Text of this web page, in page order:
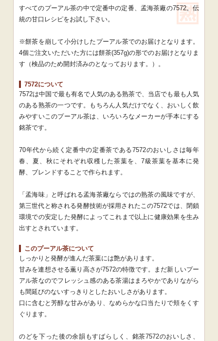
すべてのプーアル茶の中で定番中の定番、孟海茶廠の7572。伝
統の甘口レシピをお試し下さい。
※餅茶を崩して小分けしたプーアル茶でのお届けとなります。
4個ご注文いただいた方には餅茶(357g)の形でのお届けとなりま
す（検品のため開封済みのとなっております。）。
7572について
7572は中国で最も有名で人気のある熟茶で、当店でも最も人気
のある熟茶の一つです。もちろん人気だけでなく、おいしく飲
みやすいこのプーアル茶は、いろいろなメーカーが手本にする
銘茶です。
70年代から続く定番中の定番茶である7572のおいしさは毎年
春、夏、秋にそれぞれ収穫した茶葉を、7級茶葉を基本に発
酵、ブレンドすることで作られます。
「孟海味」と呼ばれる孟海茶廠ならではの熟茶の風味ですが、
第三世代と称される発酵技術が採用されたこの7572では、閉鎖
環境での安定した発酵によってこれまで以上に健康効果を生み
出すとされています。
このプーアル茶について
しっかりと発酵が進んだ茶葉には艶があります。
甘みを連想させる薫り高さが7572の特徴です。まだ新しいプー
アル茶なのでフレッシュ感のある茶湯はまろやかでありながら
も間延びのないすっきりとしたおいしさがあります。
口に含むと芳醇な甘みがあり、なめらかな口当たりで頬をくす
ぐります。
のどを下った後の余韻もすばらしく、銘茶7572のおいしさ、